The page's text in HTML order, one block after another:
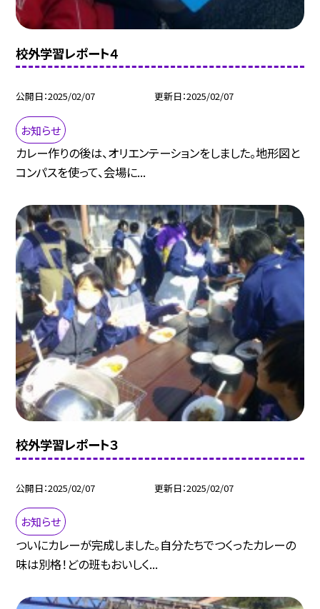
校外学習レポート４
公開日 2025/02/07 更新日 2025/02/07
お知らせ
カレー作りの後は、オリエンテーションをしました。地形図と
コンパスを使って、会場に...
校外学習レポート３
公開日 2025/02/07 更新日 2025/02/07
お知らせ
ついにカレーが完成しました。自分たちでつくったカレーの
味は別格！どの班もおいしく...